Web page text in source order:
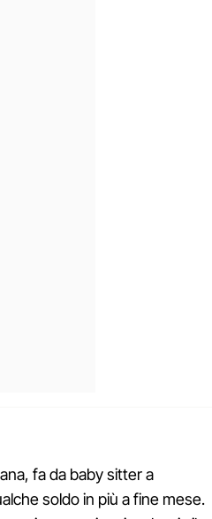
fa da baby sitter a
soldo in più a fine mese.